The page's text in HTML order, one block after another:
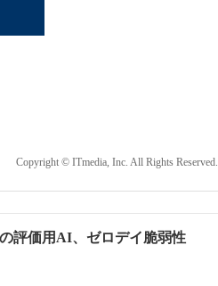
Copyright © ITmedia, Inc. All Rights Reserved.